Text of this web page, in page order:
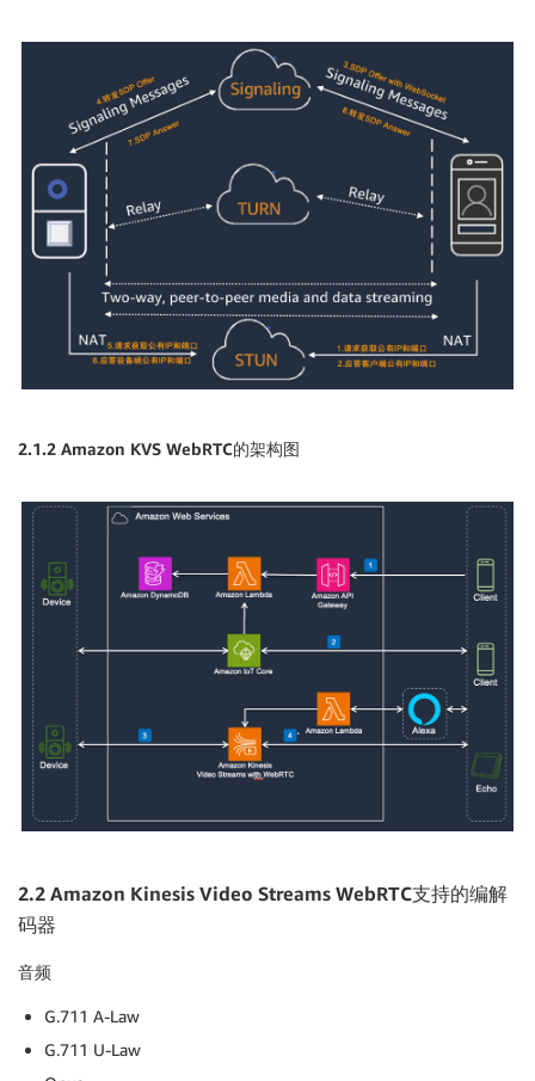
2.1.2 Amazon KVS WebRTC的架构图
2.2 Amazon Kinesis Video Streams WebRTC支持的编解
码器
音频
G.711 A-Law
G.711 U-Law